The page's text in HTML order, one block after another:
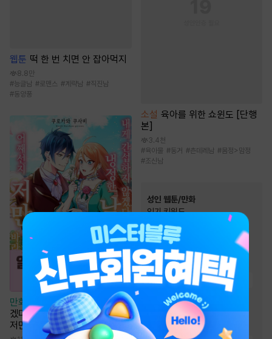
웹툰 떡 한 번 치면 안 잡아먹지
8.8만
#능글남 #로맨스 # 계략남 #직진남
#동양풍
만화
[일권만] 내게 간섭하지 않
겠다던 냉정한 남편이 어째선지
저만 바라봅니다 [단행본]
소설 육아를 위한 쇼윈도 [단행
본]
3.4천
#육아물 #동거 #츤데레남 #몸정>맘정
#조신남
성인 웹툰/만화
인기 키워드
#후방주의
#삼각관계
# 짝사랑 # 동거 #유혹
#오피스물 능욕 #절륜남
고수위 #하드코어
스테디셀러 #모럴리스
계약관계 #여성인기